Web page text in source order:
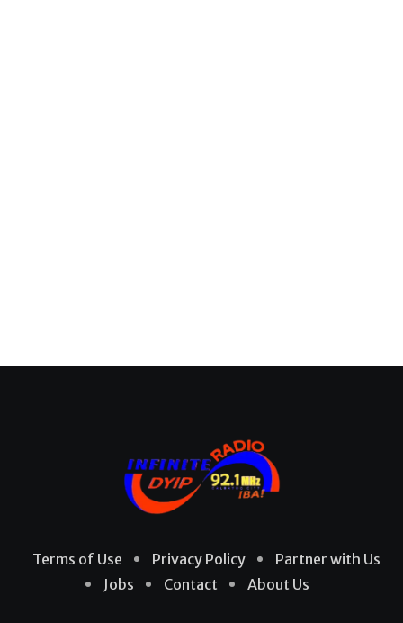
Terms of Use Privacy Policy
Partner with Us
Jobs
Contact About Us